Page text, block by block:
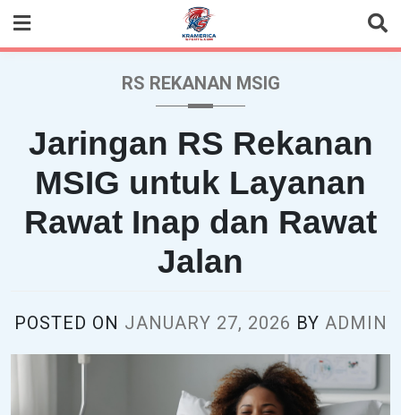
content
RS REKANAN MSIG
Jaringan RS Rekanan
MSIG untuk Layanan
Rawat Inap dan Rawat
Jalan
POSTED ON JANUARY 27, 2026 BY ADMIN